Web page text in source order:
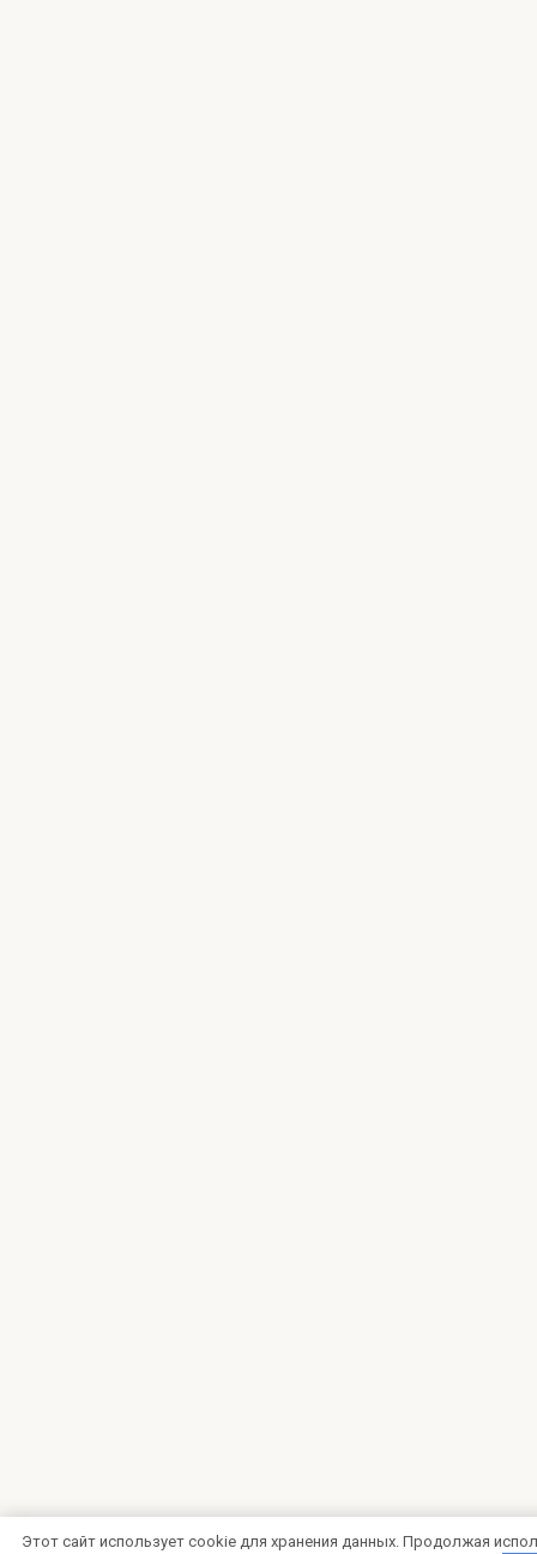
Этот сайт использует cookie для хранения данных. Продолжая